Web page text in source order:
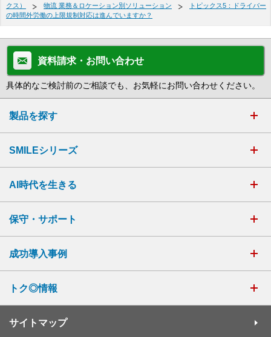
クス）
物流 業務＆ロケーション別ソリューション
トピックス5：ドライバー
の時間外労働の上限規制対応は進んでいますか？
資料請求・お問い合わせ
具体的なご検討前のご相談でも、お気軽にお問い合わせください。
製品を探す
SMILEシリーズ
AI時代を生きる
保守・サポート
成功導入事例
トク◎情報
サイトマップ